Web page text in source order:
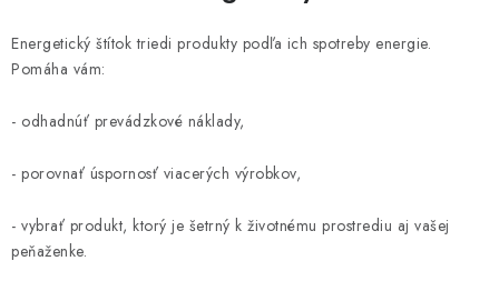
SEZÓNNE VÝPREDAJE POĽNOPOTREBY
DOM A ZÁHRADA
OBCHODNÉ PODMIENKY
KONTAKTY
Energetický štítok triedi produkty podľa ich spotreby energie.
Pomáha vám:
- odhadnúť prevádzkové náklady,
- porovnať úspornosť viacerých výrobkov,
- vybrať produkt, ktorý je šetrný k životnému prostrediu aj vašej
peňaženke.